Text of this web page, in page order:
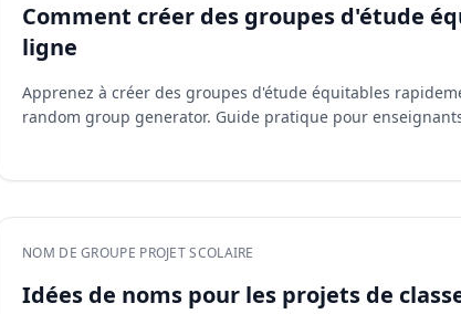
Comment créer des groupes d'étude
ligne
Apprenez à créer des groupes d'étude équitables
random group generator. Guide pratique pour
NOM DE GROUPE PROJET SCOLAIRE
Idées de noms pour les projets de